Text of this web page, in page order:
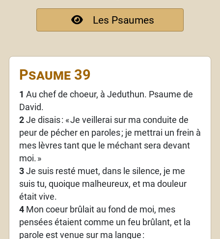
Les Psaumes
Psaume 39
1 Au chef de choeur, à Jeduthun. Psaume de
David.
2Je disais: «Je veillerai sur ma conduite de
peur de pécher en paroles; je mettrai un frein à
mes lèvres tant que le méchant sera devant
moi. »
3Je suis resté muet, dans le silence, je me
suis tu, quoique malheureux, et ma douleur
était vive.
4Mon coeur brûlait au fond de moi, mes
pensées étaient comme un feu brûlant, et la
parole est venue sur ma langue :